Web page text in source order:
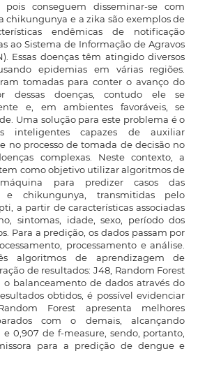
pois conseguem disseminar-se com
chikungunya e a zika são exemplos de
endêmicas de notificação
ao Sistema de Informação de Agravos
Essas doenças têm atingido diversos
epidemias em várias regiões.
tomadas para conter o avanço do
dessas doenças, contudo ele se
e, em ambientes favoráveis, se
Uma solução para este problema é o
inteligentes capazes de auxiliar
no processo de tomada de decisão no
complexas. Neste contexto, a
como objetivo utilizar algoritmos de
para predizer casos das
e chikungunya, transmitidas pelo
a partir de características associadas
sintomas, idade, sexo, período dos
Para a predição, os dados passam por
processamento e análise.
algoritmos de aprendizagem de
de resultados: J48, Random Forest
o balanceamento de dados através do
obtidos, é possível evidenciar
Forest apresenta melhores
com o demais, alcançando
e 0,907 de f-measure, sendo, portanto,
para a predição de dengue e